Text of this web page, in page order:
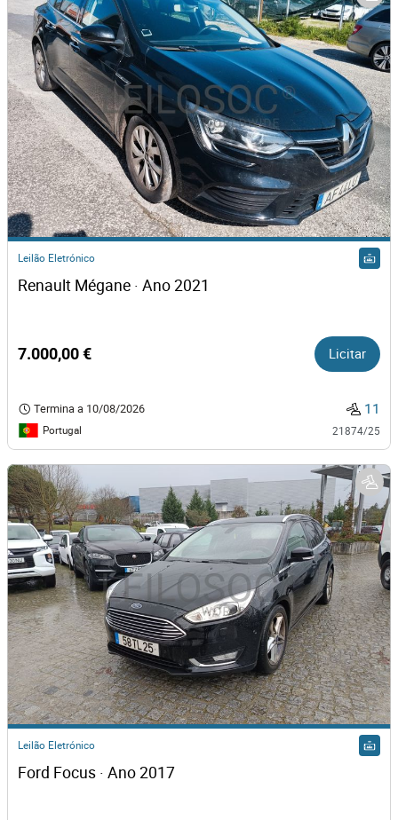
Leilão Eletrónico
Renault Mégane · Ano 2021
7.000,00 € Licitar
Termina a 10/08/2026 11
Portugal 21874/25
Leilão Eletrónico
Ford Focus · Ano 2017